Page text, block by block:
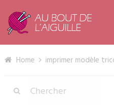
Home imprimer modèle